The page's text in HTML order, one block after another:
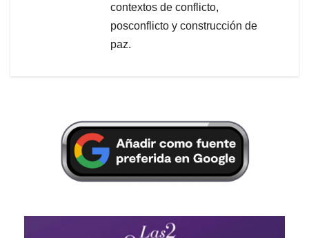
contextos de conflicto,
posconflicto y construcción de
paz.